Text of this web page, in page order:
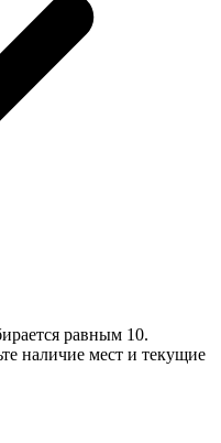
равным 10.
наличие мест и текущие